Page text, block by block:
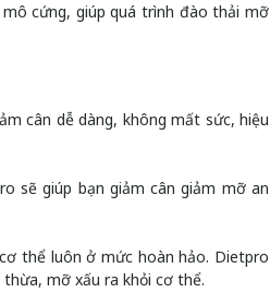
cứng, giúp quá trình đào thải mỡ
cân dễ dàng, không mất sức, hiệu
sẽ giúp bạn giảm cân giảm mỡ an
thể luôn ở mức hoàn hảo. Dietpro
mỡ xấu ra khỏi cơ thể.